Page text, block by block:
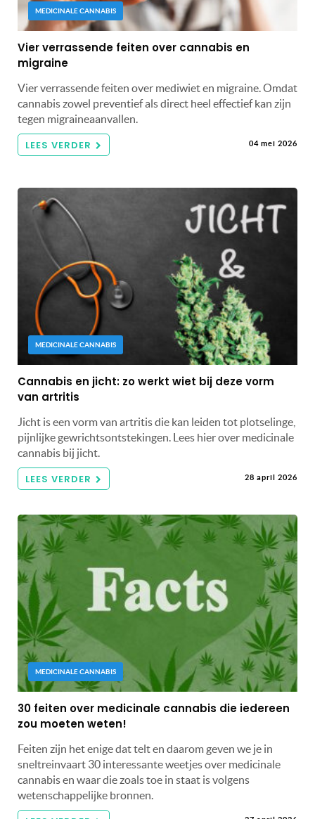
MEDICINALE CANNABIS
Vier verrassende feiten over cannabis en
migraine
Vier verrassende feiten over mediwiet en migraine. Omdat
cannabis zowel preventief als direct heel effectief kan zijn
tegen migraineaanvallen.
LEES VERDER 04 mei 2026
MEDICINALE CANNABIS
Cannabis en jicht: zo werkt wiet bij deze vorm
van artritis
Jicht is een vorm van artritis die kan leiden tot plotselinge,
pijnlijke gewrichtsontstekingen. Lees hier over medicinale
cannabis bij jicht.
LEES VERDER 28 april 2026
MEDICINALE CANNABIS
30 feiten over medicinale cannabis die iedereen
zou moeten weten!
Feiten zijn het enige dat telt en daarom geven we je in
sneltreinvaart 30 interessante weetjes over medicinale
cannabis en waar die zoals toe in staat is volgens
wetenschappelijke bronnen.